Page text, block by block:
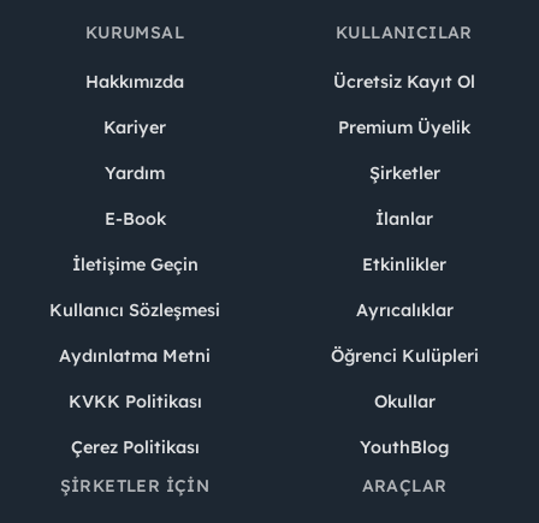
KURUMSAL
Hakkımızda
Kariyer
Yardım
E-Book
İletişime Geçin
Kullanıcı Sözleşmesi
Aydınlatma Metni
KVKK Politikası
Çerez Politikası
KULLANICILAR
Ücretsiz Kayıt Ol
Premium Üyelik
Şirketler
İlanlar
Etkinlikler
Ayrıcalıklar
Öğrenci Kulüpleri
Okullar
YouthBlog
ŞIRKETLER İÇIN
ARAÇLAR